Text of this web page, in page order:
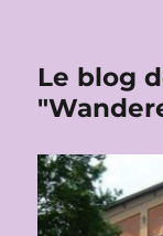
Le blog